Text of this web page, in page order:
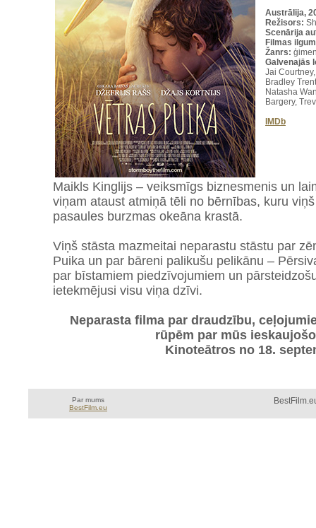
Austrālija,
Režisors:
Scenārija
Filmas
Žanrs:
Galvenajās
Jai
Bradley
Natasha
Bargery,
IMDb
Maikls Kinglijs – veiksmīgs biznesmenis un
viņam ataust atmiņā tēli no bērnības, kuru
pasaules burzmas okeāna krastā.
Viņš stāsta mazmeitai neparastu stāstu par
Puika un par bāreni palikušu pelikānu –
par bīstamiem piedzīvojumiem un
ietekmējusi visu viņa dzīvi.
Neparasta filma par draudzību,
rūpēm par mūs
Kinoteātros no 18.
Par mums
BestFilm.eu